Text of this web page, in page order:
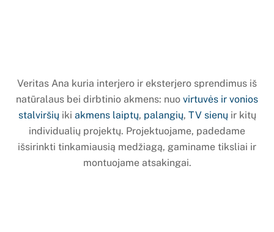
Veritas Ana kuria interjero ir eksterjero sprendimus iš
natūralaus bei dirbtinio akmens: nuo virtuvės ir vonios
stalviršių iki akmens laiptų, palangių, TV sienų ir kitų
individualių projektų. Projektuojame, padedame
išsirinkti tinkamiausią medžiagą, gaminame tiksliai ir
montuojame atsakingai.